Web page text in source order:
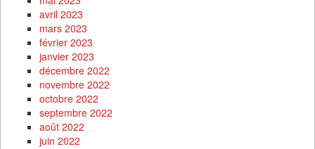
avril 2023
mars 2023
février 2023
janvier 2023
décembre 2022
novembre 2022
octobre 2022
septembre 2022
août 2022
juin 2022